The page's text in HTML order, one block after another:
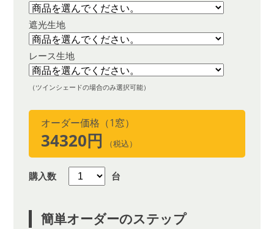
遮光生地
レース生地
（ツインシェードの場合のみ選択可能）
オーダー価格（1窓）
34320円 （税込）
購入数 台
簡単オーダーのステップ